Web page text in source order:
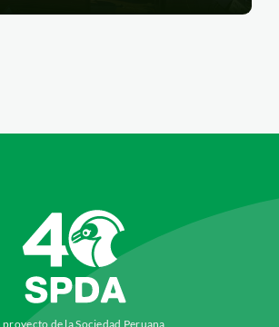
proyecto de la Sociedad Peruana